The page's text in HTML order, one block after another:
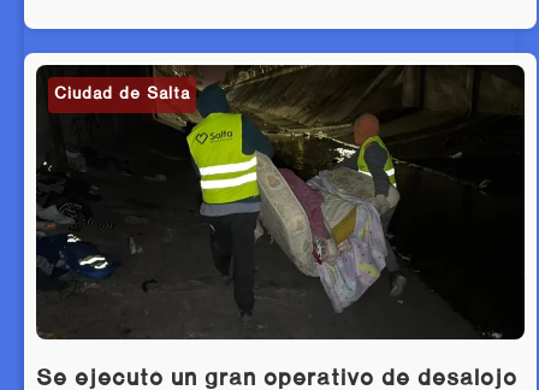
Ciudad de Salta
Se ejecutó un gran operativo de desalojo